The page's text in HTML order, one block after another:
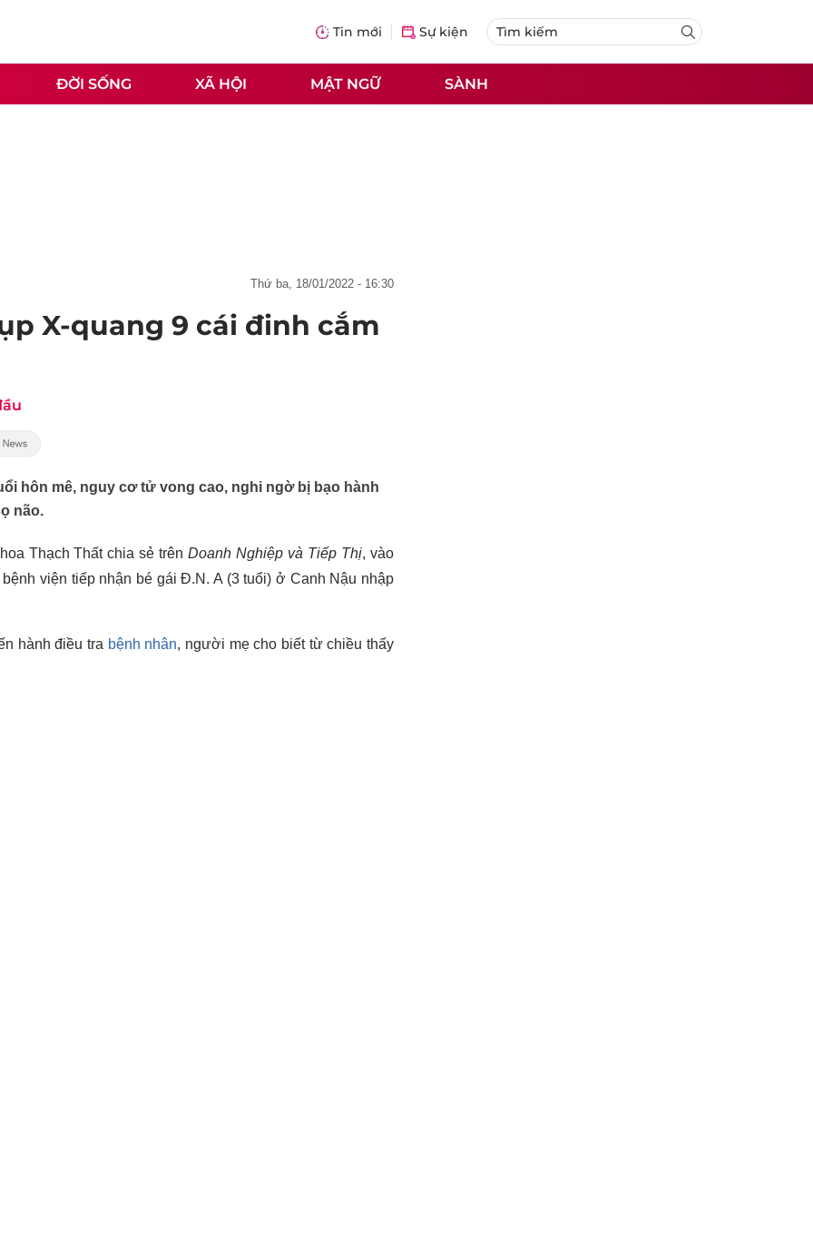
Tin mới Sự kiện
ĐỜI SỐNG XÃ HỘI MẬT NGỮ SÀNH
thứ ba, 18/01/2022 - 16:30
X-quang 9 cái đinh cắm
hôn mê, nguy cơ tử vong cao, nghi ngờ bị bạo hành
não.
Thạch Thất chia sẻ trênDoanh Nghiệp và Tiếp Thị, vào
viện tiếp nhận bé gái Đ.N. A (3 tuổi) ở Canh Nậu nhập
hành điều tra bệnh nhân, người mẹ cho biết từ chiều thấy